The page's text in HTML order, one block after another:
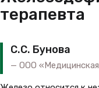
терапевта
С.С. Бунова
ООО